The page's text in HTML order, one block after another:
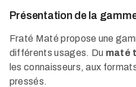
Présentation de la
Fraté Maté propose une
différents usages. Du maté
les connaisseurs, aux
pressés.